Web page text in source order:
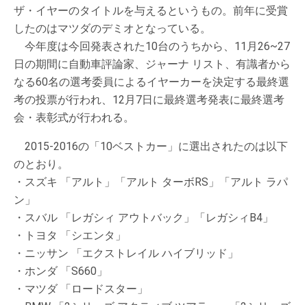
ザ・イヤーのタイトルを与えるというもの。前年に受賞
したのはマツダのデミオとなっている。
今年度は今回発表された10台のうちから、11月26~27
日の期間に自動車評論家、ジャーナ リスト、有識者から
なる60名の選考委員によるイヤーカーを決定する最終選
考の投票が行われ、12月7日に最終選考発表に最終選考
会・表彰式が行われる。
2015-2016の「10ベストカー」に選出されたのは以下
のとおり。
・スズキ 「アルト」「アルト ターボRS」「アルト ラパ
ン」
・スバル 「レガシィ アウトバック」「レガシィB4」
・トヨタ 「シエンタ」
・ニッサン 「エクストレイル ハイブリッド」
・ホンダ 「S660」
・マツダ 「ロードスター」